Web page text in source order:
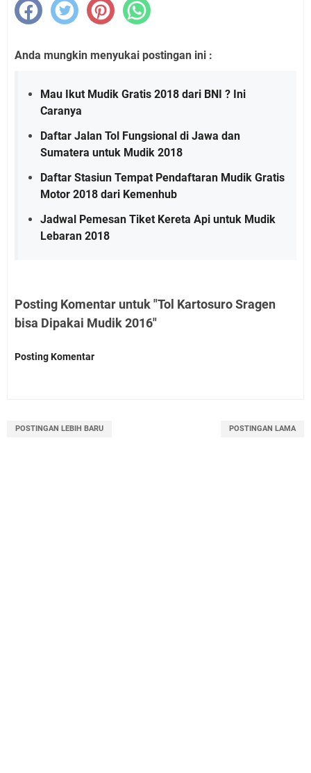
Anda mungkin menyukai postingan ini :
Mau Ikut Mudik Gratis 2018 dari BNI ? Ini
Caranya
Daftar Jalan Tol Fungsional di Jawa dan
Sumatera untuk Mudik 2018
Daftar Stasiun Tempat Pendaftaran Mudik Gratis
Motor 2018 dari Kemenhub
Jadwal Pemesan Tiket Kereta Api untuk Mudik
Lebaran 2018
Posting Komentar untuk "Tol Kartosuro Sragen
bisa Dipakai Mudik 2016"
Posting Komentar
POSTINGAN LEBIH BARU POSTINGAN LAMA